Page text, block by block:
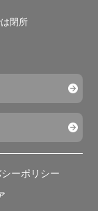
閉所
ーポリシー